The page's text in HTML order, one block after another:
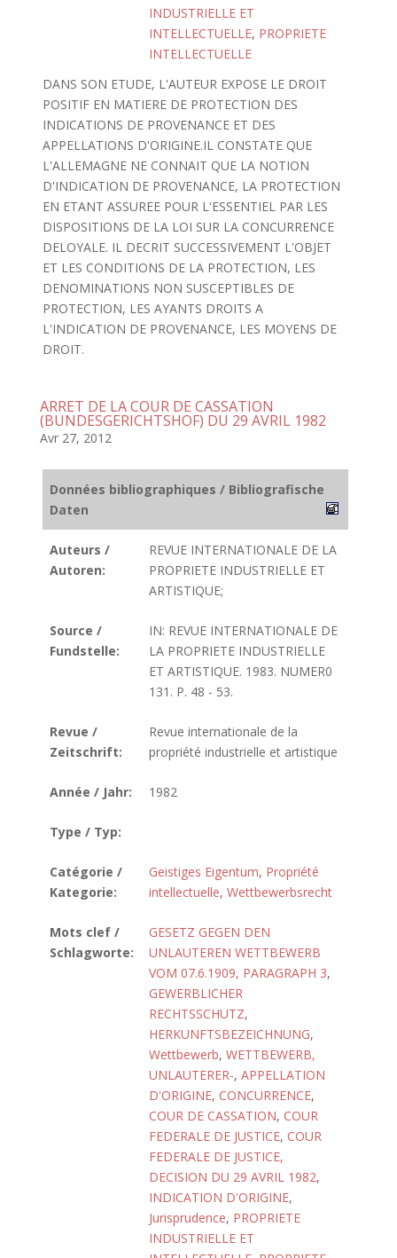
INDUSTRIELLE ET
INTELLECTUELLE, PROPRIETE
INTELLECTUELLE
DANS SON ETUDE, L'AUTEUR EXPOSE LE DROIT
POSITIF EN MATIERE DE PROTECTION DES
INDICATIONS DE PROVENANCE ET DES
APPELLATIONS D'ORIGINE.IL CONSTATE QUE
L'ALLEMAGNE NE CONNAIT QUE LA NOTION
D'INDICATION DE PROVENANCE, LA PROTECTION
EN ETANT ASSUREE POUR L'ESSENTIEL PAR LES
DISPOSITIONS DE LA LOI SUR LA CONCURRENCE
DELOYALE. IL DECRIT SUCCESSIVEMENT L'OBJET
ET LES CONDITIONS DE LA PROTECTION, LES
DENOMINATIONS NON SUSCEPTIBLES DE
PROTECTION, LES AYANTS DROITS A
L'INDICATION DE PROVENANCE, LES MOYENS DE
DROIT.
ARRET DE LA COUR DE CASSATION
(BUNDESGERICHTSHOF) DU 29 AVRIL 1982
Avr 27, 2012
Données bibliographiques / Bibliografische
Daten
Auteurs /
Autoren:
REVUE INTERNATIONALE DE LA
PROPRIETE INDUSTRIELLE ET
ARTISTIQUE;
Source /
Fundstelle:
IN: REVUE INTERNATIONALE DE
LA PROPRIETE INDUSTRIELLE
ET ARTISTIQUE. 1983. NUMER0
131. P. 48 - 53.
Revue /
Zeitschrift:
Revue internationale de la
propriété industrielle et artistique
Année / Jahr: 1982
Type / Typ:
Catégorie /
Kategorie:
Geistiges Eigentum, Propriété
intellectuelle, Wettbewerbsrecht
Mots clef /
Schlagworte:
GESETZ GEGEN DEN
UNLAUTEREN WETTBEWERB
VOM 07.6.1909, PARAGRAPH 3,
GEWERBLICHER
RECHTSSCHUTZ,
HERKUNFTSBEZEICHNUNG,
Wettbewerb, WETTBEWERB,
UNLAUTERER-, APPELLATION
D'ORIGINE, CONCURRENCE,
COUR DE CASSATION, COUR
FEDERALE DE JUSTICE, COUR
FEDERALE DE JUSTICE,
DECISION DU 29 AVRIL 1982,
INDICATION D'ORIGINE,
Jurisprudence, PROPRIETE
INDUSTRIELLE ET